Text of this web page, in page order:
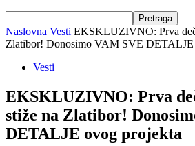
Naslovna Vesti EKSKLUZIVNO: Prva
Zlatibor! Donosimo VAM SVE DETALJE
Vesti
EKSKLUZIVNO: Prva
stiže na Zlatibor!
DETALJE ovog projekta